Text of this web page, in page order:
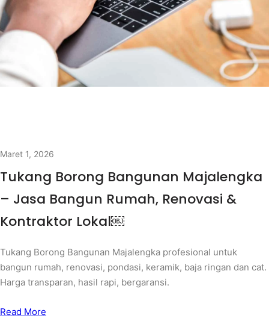
Maret 1, 2026
Tukang Borong Bangunan Majalengka
– Jasa Bangun Rumah, Renovasi &
Kontraktor Lokal￼
Tukang Borong Bangunan Majalengka profesional untuk
bangun rumah, renovasi, pondasi, keramik, baja ringan dan cat.
Harga transparan, hasil rapi, bergaransi.
Read More